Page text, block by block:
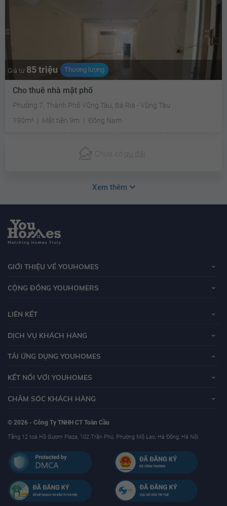
Giá từ 85 triệu Thương lượng
Cho thuê nhà mặt phố
Phường 7, Thành Phố Vũng Tàu, Bà Rịa - Vũng Tàu
190m²
Mặt tiền 9m Đông Nam
Chưa có ưu đãi
Xem thêm
GIỚI THIỆU VỀ YOUHOMES
CỘNG ĐỒNG YOUHOMERS
LIÊN KẾT
DỊCH VỤ KHÁCH HÀNG
TẢI ỨNG DỤNG YOUHOMES
KẾT NỐI VỚI YOUHOMES
CHĂM SÓC KHÁCH HÀNG
© 2026 - Công Ty TNHH CT Toàn Cầu
Tầng 12 toà Hồ Gươm Plaza, 102 Trần Phú, Phường Mộ Lao, Hà Đông, Hà Nội